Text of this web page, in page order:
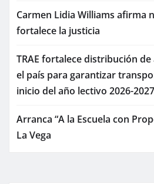
Carmen Lidia Williams afirma
fortalece la justicia
TRAE fortalece distribución
el país para garantizar
inicio del año lectivo 2026-2027
Arranca “A la Escuela con
La Vega